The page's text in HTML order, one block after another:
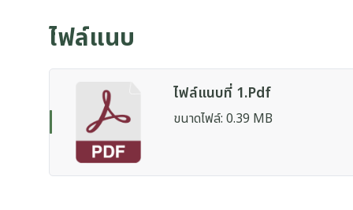
ไฟล์แนบ
ไฟล์แนบที่ 1.pdf
ขนาดไฟล์: 0.39 MB